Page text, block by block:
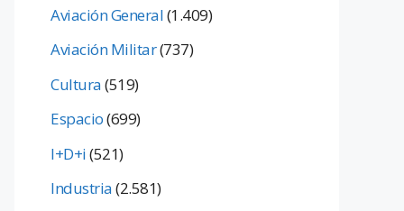
Aviación General(1.409)
Aviación Militar(737)
Cultura(519)
Espacio(699)
I+D+i(521)
Industria(2.581)